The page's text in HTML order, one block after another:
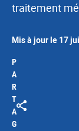
traitement
Mis à jour le 17
P
A
R
T
A
G